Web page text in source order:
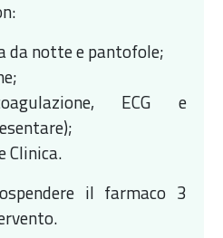
da notte e pantofole;
ECG e
Clinica.
il farmaco 3